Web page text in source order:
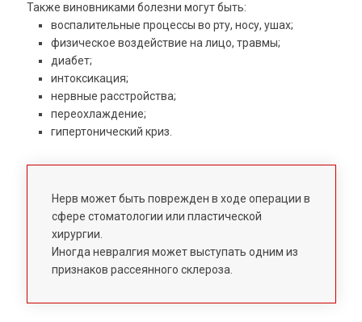
Также виновниками болезни могут быть:
воспалительные процессы во рту, носу, ушах;
физическое воздействие на лицо, травмы;
диабет;
интоксикация;
нервные расстройства;
переохлаждение;
гипертонический криз.
Нерв может быть поврежден в ходе операции в
сфере стоматологии или пластической
хирургии.
Иногда невралгия может выступать одним из
признаков рассеянного склероза.